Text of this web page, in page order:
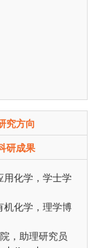
究方向
研成果
用化学，学士学
化学，理学博
，助理研究员